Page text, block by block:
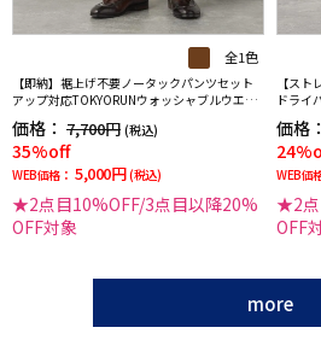
全1色
【即納】裾上げ不要ノータックパンツセット
アップ対応TOKYORUNウォッシャブルウエス
トシャーリングダブルフェイス生地ストレッ
チ通年
価格： 7,700円 (税込)
35%off
WEB価格： 5,000円 (税込)
★2点目10%OFF/3点目以降20%
OFF対象
【ス
ドライ
ザイン】
価格：
WEB価
★2点
OFF
more